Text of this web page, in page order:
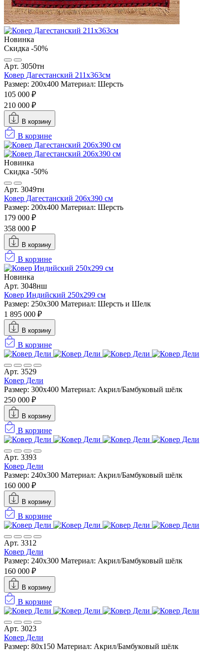
Новинка
Скидка -50%
Арт. 3050тн
Ковер Дагестанский 211x363см
Размер: 200х400 Материал: Шерсть
105 000 ₽
210 000 ₽
В корзину
В корзине
Новинка
Скидка -50%
Арт. 3049тн
Ковер Дагестанский 206x390 см
Размер: 200х400 Материал: Шерсть
179 000 ₽
358 000 ₽
В корзину
В корзине
Новинка
Арт. 3048нш
Ковер Индийский 250x299 см
Размер: 250x300 Материал: Шерсть и Шелк
1 895 000 ₽
В корзину
В корзине
Арт. 3529
Ковер Дели
Размер: 300х400 Материал: Акрил/Бамбуковый шёлк
250 000 ₽
В корзину
В корзине
Арт. 3393
Ковер Дели
Размер: 240х300 Материал: Акрил/Бамбуковый шёлк
160 000 ₽
В корзину
В корзине
Арт. 3312
Ковер Дели
Размер: 240х300 Материал: Акрил/Бамбуковый шёлк
160 000 ₽
В корзину
В корзине
Арт. 3023
Ковер Дели
Размер: 80x150 Материал: Акрил/Бамбуковый шёлк